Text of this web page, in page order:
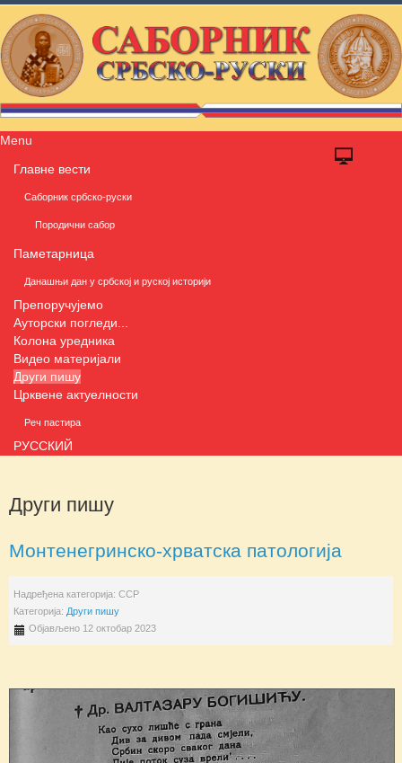
Menu
Главне вести
Саборник србско-руски
Породични сабор
Паметарница
Данашњи дан у србској и руској историји
Препоручујемо
Ауторски погледи...
Колона уредника
Видео материјали
Други пишу
Црквене актуелности
Реч пастира
РУССКИЙ
Други пишу
Монтенегринско-хрватска патологија
Надређена категорија: ССР
Категорија: Други пишу
Објављено 12 октобар 2023